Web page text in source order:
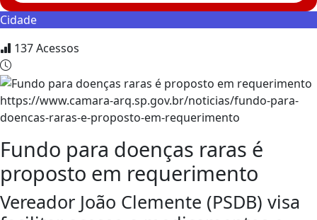
Cidade
137Acessos
https://www.camara-arq.sp.gov.br/noticias/fundo-para-
doencas-raras-e-proposto-em-requerimento
Fundo para doenças raras é
proposto em requerimento
Vereador João Clemente (PSDB) visa